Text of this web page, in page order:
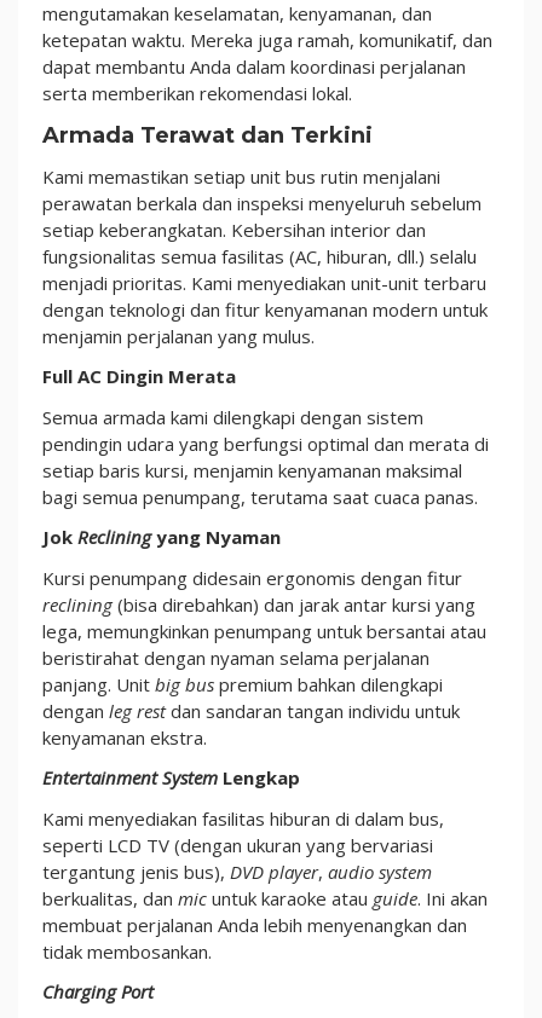
mengutamakan keselamatan, kenyamanan, dan
ketepatan waktu. Mereka juga ramah, komunikatif, dan
dapat membantu Anda dalam koordinasi perjalanan
serta memberikan rekomendasi lokal.
Armada Terawat dan Terkini
Kami memastikan setiap unit bus rutin menjalani
perawatan berkala dan inspeksi menyeluruh sebelum
setiap keberangkatan. Kebersihan interior dan
fungsionalitas semua fasilitas (AC, hiburan, dll.) selalu
menjadi prioritas. Kami menyediakan unit-unit terbaru
dengan teknologi dan fitur kenyamanan modern untuk
menjamin perjalanan yang mulus.
Full AC Dingin Merata
Semua armada kami dilengkapi dengan sistem
pendingin udara yang berfungsi optimal dan merata di
setiap baris kursi, menjamin kenyamanan maksimal
bagi semua penumpang, terutama saat cuaca panas.
Jok Recliningyang Nyaman
Kursi penumpang didesain ergonomis dengan fitur
reclining(bisa direbahkan) dan jarak antar kursi yang
lega, memungkinkan penumpang untuk bersantai atau
beristirahat dengan nyaman selama perjalanan
panjang. Unit big bus premium bahkan dilengkapi
dengan leg restdan sandaran tangan individu untuk
kenyamanan ekstra.
Entertainment System Lengkap
Kami menyediakan fasilitas hiburan di dalam bus,
seperti LCD TV (dengan ukuran yang bervariasi
tergantung jenis bus), DVD player, audio system
berkualitas, dan mic untuk karaoke atau guide. Ini akan
membuat perjalanan Anda lebih menyenangkan dan
tidak membosankan.
Charging Port